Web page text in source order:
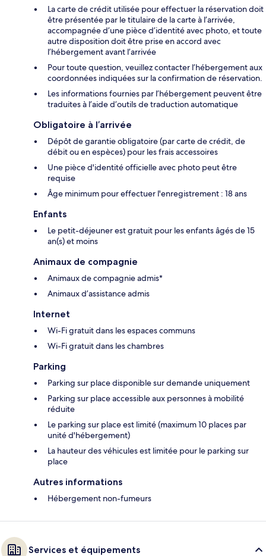
La carte de crédit utilisée pour effectuer la réservation doit
être présentée par le titulaire de la carte à l’arrivée,
accompagnée d’une pièce d’identité avec photo, et toute
autre disposition doit être prise en accord avec
l’hébergement avant l’arrivée
Pour toute question, veuillez contacter l’hébergement aux
coordonnées indiquées sur la confirmation de réservation.
Les informations fournies par l’hébergement peuvent être
traduites à l’aide d’outils de traduction automatique
Obligatoire à l’arrivée
Dépôt de garantie obligatoire (par carte de crédit, de
débit ou en espèces) pour les frais accessoires
Une pièce d'identité officielle avec photo peut être
requise
Âge minimum pour effectuer l'enregistrement : 18 ans
Enfants
Le petit-déjeuner est gratuit pour les enfants âgés de 15
an(s) et moins
Animaux de compagnie
Animaux de compagnie admis*
Animaux d’assistance admis
Internet
Wi-Fi gratuit dans les espaces communs
Wi-Fi gratuit dans les chambres
Parking
Parking sur place disponible sur demande uniquement
Parking sur place accessible aux personnes à mobilité
réduite
Le parking sur place est limité (maximum 10 places par
unité d'hébergement)
La hauteur des véhicules est limitée pour le parking sur
place
Autres informations
Hébergement non-fumeurs
Services et équipements